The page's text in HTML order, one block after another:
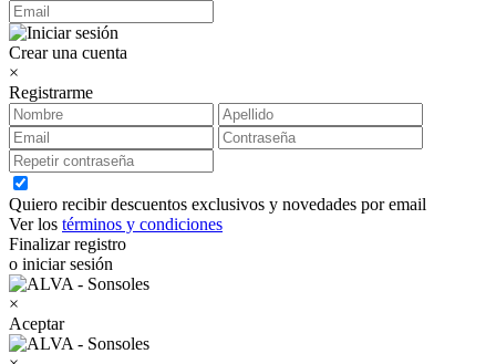
Crear una cuenta
×
Registrarme
Quiero recibir descuentos exclusivos y novedades por email
Ver los términos y condiciones
Finalizar registro
o iniciar sesión
×
Aceptar